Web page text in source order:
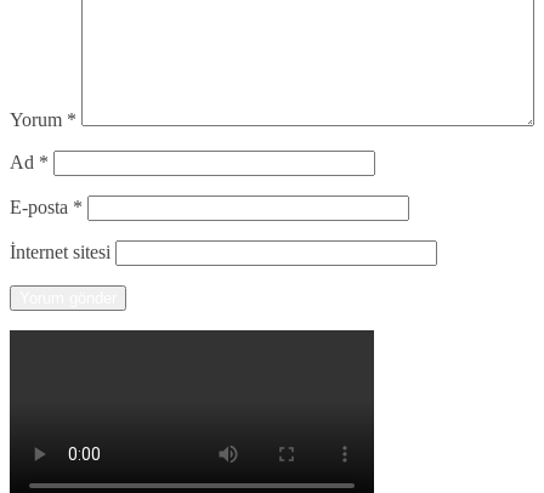
Yorum *
Ad *
E-posta *
İnternet sitesi